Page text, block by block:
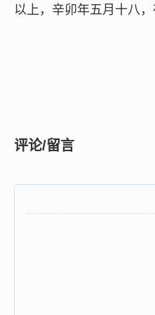
以上，辛卯年五月十八
评论/留言